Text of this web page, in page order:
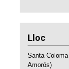
Lloc
Santa
Amorós)